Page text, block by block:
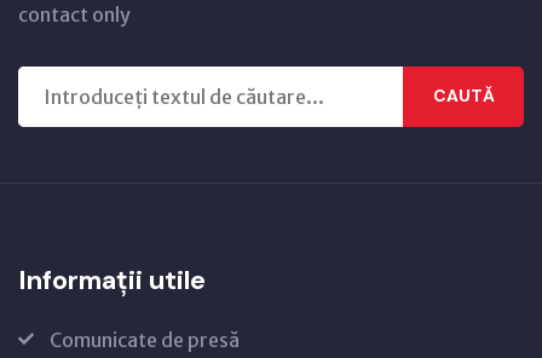
contact only
CAUTĂ
Informații utile
Comunicate de presă